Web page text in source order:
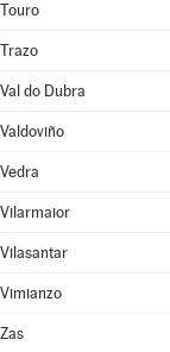
Touro
Trazo
Val do Dubra
Valdoviño
Vedra
Vilarmaior
Vilasantar
Vimianzo
Zas